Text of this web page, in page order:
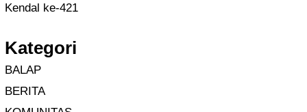
Kendal ke-421
Kategori
BALAP
BERITA